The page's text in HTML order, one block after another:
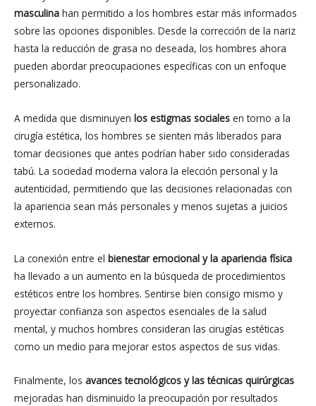
masculina han permitido a los hombres estar más informados
sobre las opciones disponibles. Desde la corrección de la nariz
hasta la reducción de grasa no deseada, los hombres ahora
pueden abordar preocupaciones específicas con un enfoque
personalizado.
A medida que disminuyen los estigmas sociales en torno a la
cirugía estética, los hombres se sienten más liberados para
tomar decisiones que antes podrían haber sido consideradas
tabú. La sociedad moderna valora la elección personal y la
autenticidad, permitiendo que las decisiones relacionadas con
la apariencia sean más personales y menos sujetas a juicios
externos.
La conexión entre el bienestar emocional y la apariencia física
ha llevado a un aumento en la búsqueda de procedimientos
estéticos entre los hombres. Sentirse bien consigo mismo y
proyectar confianza son aspectos esenciales de la salud
mental, y muchos hombres consideran las cirugías estéticas
como un medio para mejorar estos aspectos de sus vidas.
Finalmente, los avances tecnológicos y las técnicas quirúrgicas
mejoradas han disminuido la preocupación por resultados